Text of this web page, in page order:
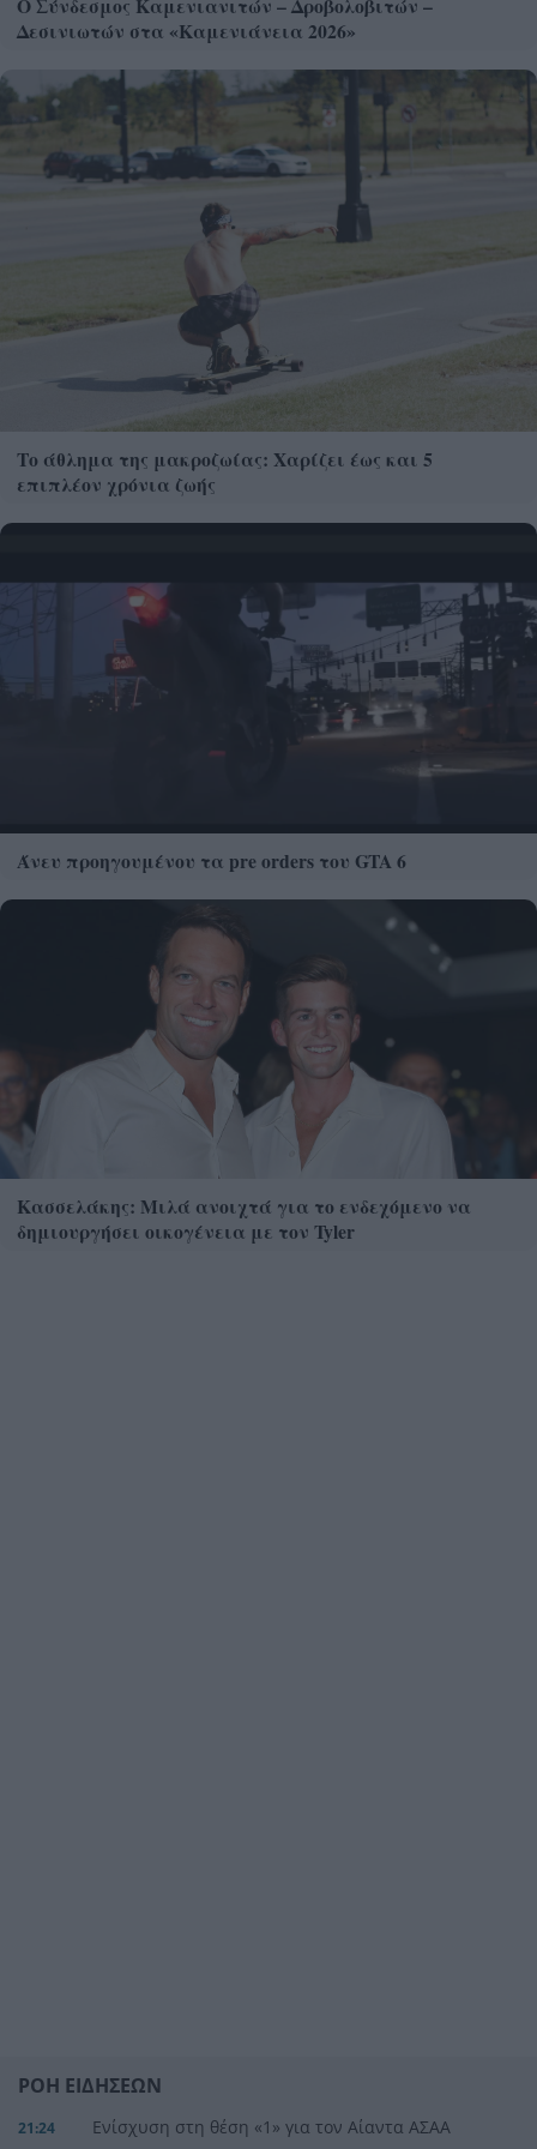
Δεσινιωτών στα «Καμενιάνεια 2026»
Το άθλημα της μακροζωίας: Χαρίζει έως και 5
επιπλέον χρόνια ζωής
Άνευ προηγουμένου τα pre orders του GTA 6
Κασσελάκης: Μιλά ανοιχτά για το ενδεχόμενο να
δημιουργήσει οικογένεια με τον Tyler
ΡΟΗ ΕΙΔΗΣΕΩΝ
21:24 Ενίσχυση στη θέση «1» για τον Αίαντα ΑΣΑΑ